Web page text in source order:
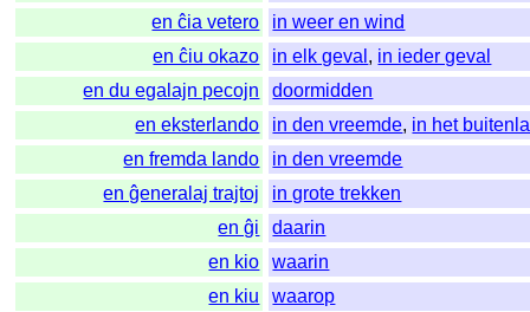
en ĉia vetero
in weer en wind
en ĉiu okazo
in elk geval , in ieder geval
en du egalajn pecojn
doormidden
en eksterlando
in den vreemde, in het
en fremda lando
in den vreemde
en ĝeneralaj trajtoj
in grote trekken
en ĝi
daarin
en kio
waarin
en kiu
waarop